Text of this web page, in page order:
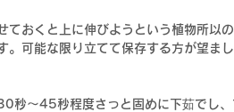
ておくと上に伸びようという植物所以
。可能な限り立てて保存する方が望まし
秒～45秒程度さっと固めに下茹でし